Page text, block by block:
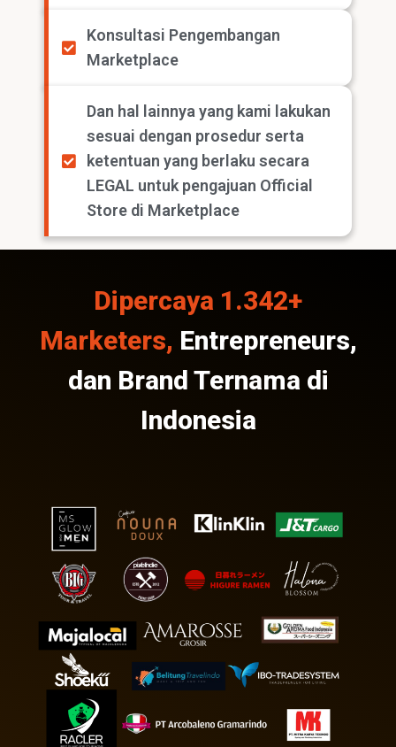
Konsultasi Pengembangan
Marketplace
Dan hal lainnya yang kami lakukan
sesuai dengan prosedur serta
ketentuan yang berlaku secara
LEGAL untuk pengajuan Official
Store di Marketplace
Dipercaya 1.342+
Marketers, Entrepreneurs,
dan Brand Ternama di
Indonesia​